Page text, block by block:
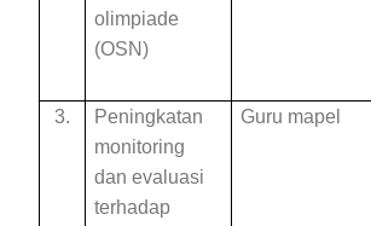
olimpiade
(OSN)
3.
Peningkatan
monitoring
dan evaluasi
terhadap
Guru mapel